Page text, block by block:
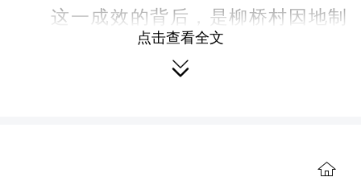
这一成效的背后，是柳桥村因地制
宜、变废为宝的创新实践。去年10月底
播种油菜后，村里在中路铺镇农综中心
社和种植主体，利用立华牧业和万盛园
点击查看全文
